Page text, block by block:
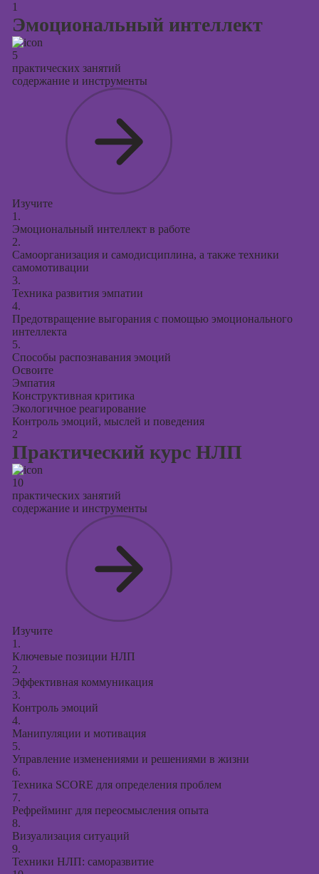
1
Эмоциональный интеллект
5
практических занятий
содержание и инструменты
Изучите
1.
Эмоциональный интеллект в работе
2.
Самоорганизация и самодисциплина, а также техники
самомотивации
3.
Техника развития эмпатии
4.
Предотвращение выгорания с помощью эмоционального
интеллекта
5.
Способы распознавания эмоций
Освоите
Эмпатия
Конструктивная критика
Экологичное реагирование
Контроль эмоций, мыслей и поведения
2
Практический курс НЛП
10
практических занятий
содержание и инструменты
Изучите
1.
Ключевые позиции НЛП
2.
Эффективная коммуникация
3.
Контроль эмоций
4.
Манипуляции и мотивация
5.
Управление изменениями и решениями в жизни
6.
Техника SCORE для определения проблем
7.
Рефрейминг для переосмысления опыта
8.
Визуализация ситуаций
9.
Техники НЛП: саморазвитие